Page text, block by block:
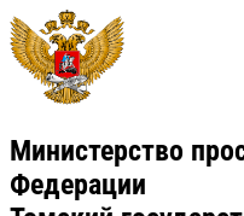
Министерство
Федерации